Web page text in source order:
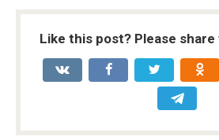
Like this post? Please